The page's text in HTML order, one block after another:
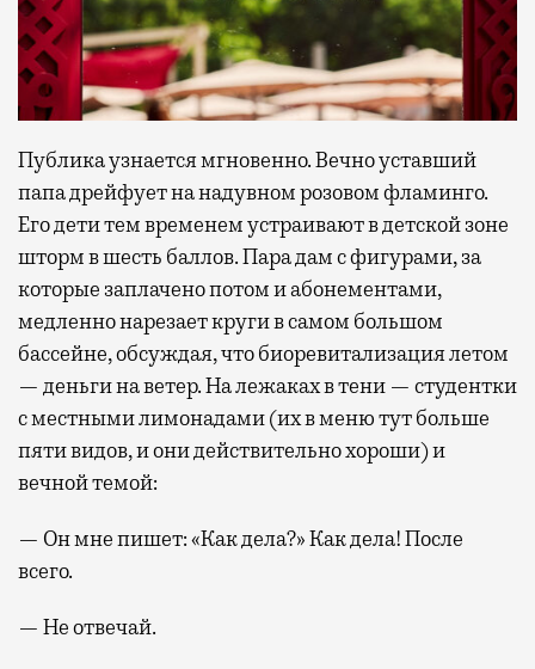
Публика узнается мгновенно. Вечно уставший
папа дрейфует на надувном розовом фламинго.
Его дети тем временем устраивают в детской зоне
шторм в шесть баллов. Пара дам с фигурами, за
которые заплачено потом и абонементами,
медленно нарезает круги в самом большом
бассейне, обсуждая, что биоревитализация летом
— деньги на ветер. На лежаках в тени — студентки
с местными лимонадами (их в меню тут больше
пяти видов, и они действительно хороши) и
вечной темой:
— Он мне пишет: «Как дела?» Как дела! После
всего.
— Не отвечай.